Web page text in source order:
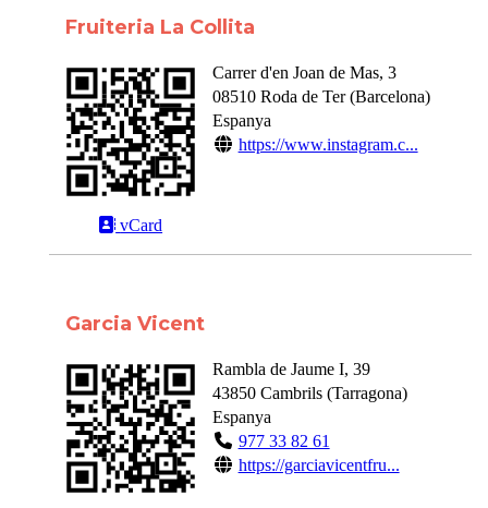
Fruiteria La Collita
vCard
Carrer d'en Joan de Mas, 3
08510 Roda de Ter(Barcelona)
Espanya
https://www.instagram.c...
Garcia Vicent
Rambla de Jaume I, 39
43850 Cambrils(Tarragona)
Espanya
977 33 82 61
https://garciavicentfru...